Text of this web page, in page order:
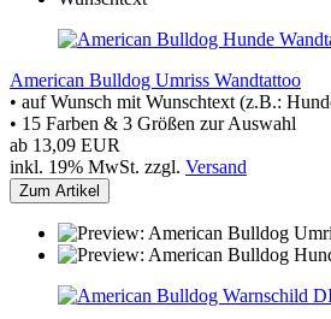
American Bulldog Umriss Wandtattoo
• auf Wunsch mit Wunschtext (z.B.:
• 15 Farben & 3 Größen zur Auswahl
ab 13,09 EUR
inkl. 19% MwSt. zzgl. Versand
Zum Artikel